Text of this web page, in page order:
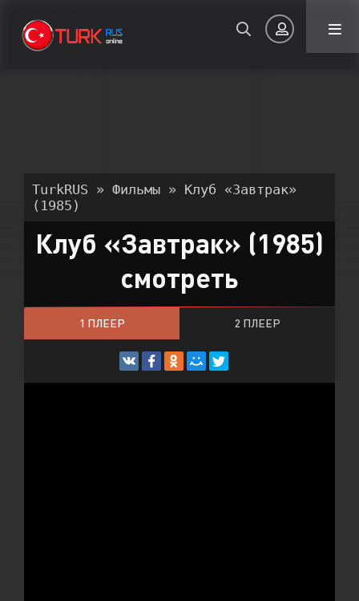
Запомнить
ВОЙТИ НА САЙТ
Регистрация Восстановить пароль
Или войти через
TurkRUS » Фильмы » Клуб «Завтрак»
(1985)
Клуб «Завтрак» (1985)
смотреть
1 ПЛЕЕР 2 ПЛЕЕР